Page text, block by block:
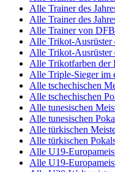
Alle Trainer des
Alle Trainer des
Alle Trainer von
Alle Trikot-Ausrüster
Alle Trikot-Ausrüster
Alle Trikotfarben
Alle Triple-Sieger im
Alle tschechischen
Alle tschechischen
Alle tunesischen
Alle tunesischen
Alle türkischen
Alle türkischen
Alle U19-
Alle U19-